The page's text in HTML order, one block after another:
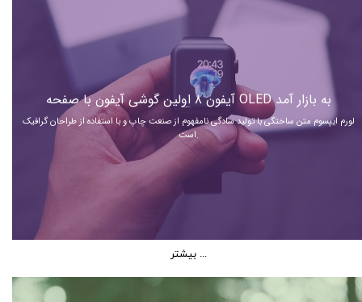
آیفون ۸ اولین گوشی آیفون با صفحه OLED‌ به بازار آمد
لورم ایپسوم متن ساختگی با تولید سادگی نامفهوم از صنعت چاپ و با استفاده از طراحان گرافیک
است.
بیشتر ...